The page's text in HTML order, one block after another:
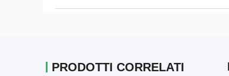
PRODOTTI CORRELATI